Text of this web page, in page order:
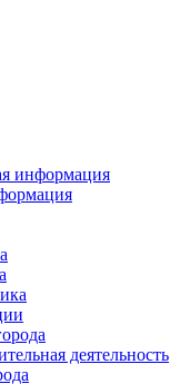
информация
деятельность